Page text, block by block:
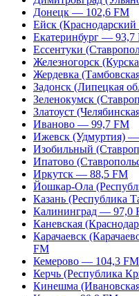
Донецк — 102,6 FM
Ейск
Екатеринбург — 93,7
Ессентуки
Железногорск
Жердевка
Задонск (Липецкая
Зеленокумск
Златоуст
Иваново — 99,7 FM
Ижевск (Удмуртия)
Изобильный
Ипатово
Иркутск — 88,5 FM
Йошкар-Ола
Казань (Республика
Калининград — 97,0
Каневская
Карачаевск
FM
Кемерово — 104,3 FM
Керчь (Республика
Кинешма